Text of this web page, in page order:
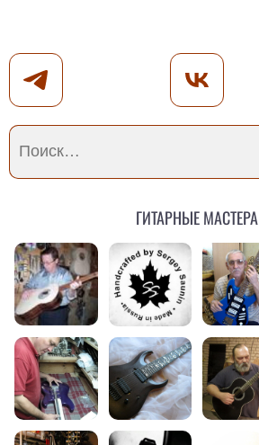
Гитарные мастера